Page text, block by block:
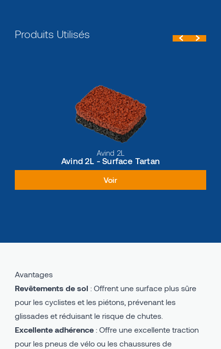
Produits Utilisés
Avind 2L
Avind 2L - Surface Tartan
Voir
Avantages
Revêtements de sol : Offrent une surface plus sûre
pour les cyclistes et les piétons, prévenant les
glissades et réduisant le risque de chutes.
Excellente adhérence : Offre une excellente traction
pour les pneus de vélo ou les chaussures de